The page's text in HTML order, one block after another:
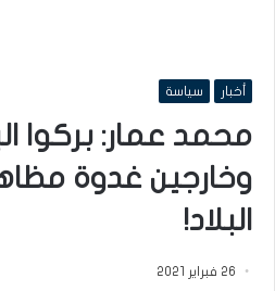
أخبار سياسة
وخارجين غدوة
البلاد!
26 فبراير 2021